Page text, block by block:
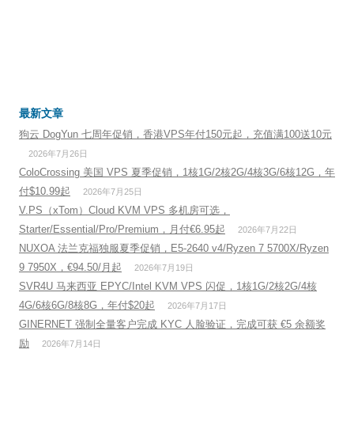
最新文章
狗云 DogYun 七周年促销，香港VPS年付150元起，充值满100送10元
2026年7月26日
ColoCrossing 美国 VPS 夏季促销，1核1G/2核2G/4核3G/6核12G，年
付$10.99起
2026年7月25日
V.PS（xTom）Cloud KVM VPS 多机房可选，
Starter/Essential/Pro/Premium，月付€6.95起
2026年7月22日
NUXOA 法兰克福独服夏季促销，E5-2640 v4/Ryzen 7 5700X/Ryzen
9 7950X，€94.50/月起
2026年7月19日
SVR4U 马来西亚 EPYC/Intel KVM VPS 闪促，1核1G/2核2G/4核
4G/6核6G/8核8G，年付$20起
2026年7月17日
GINERNET 强制全量客户完成 KYC 人脸验证，完成可获 €5 余额奖
励
2026年7月14日